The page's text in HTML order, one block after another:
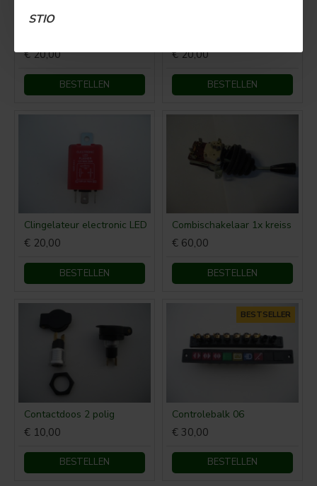
STIO
€ 20,00
BESTELLEN
€ 20,00
BESTELLEN
Clingelateur electronic LED
€ 20,00
BESTELLEN
Combischakelaar 1x kreiss
€ 60,00
BESTELLEN
Contactdoos 2 polig
€ 10,00
BESTELLEN
BESTSELLER
Controlebalk 06
€ 30,00
BESTELLEN